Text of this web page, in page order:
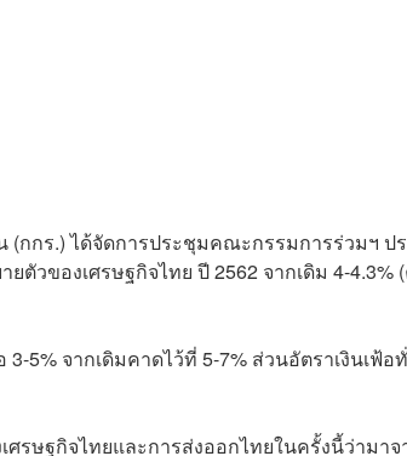
กกร.) ได้จัดการประชุมคณะกรรมการร่วมฯ ป
วของเศรษฐกิจไทย ปี 2562 จากเดิม 4-4.3%
5% จากเดิมคาดไว้ที่ 5-7% ส่วนอัตราเงินเฟ้อ
รษฐกิจไทยและการส่งออกไทยในครั้งนี้ว่ามาจ